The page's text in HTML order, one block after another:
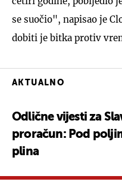
se suočio", napisao je
dobiti je bitka protiv
AKTUALNO
Odlične vijesti za
proračun: Pod
plina